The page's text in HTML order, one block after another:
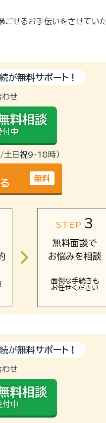
ごせるお手伝いをさせてい
が無料サポート！
わせ
料相談
中
土日祝9-18時）
無料
STEP 3
無料面談で
お悩みを相談
面倒な手続きも
お任せください
が無料サポート！
わせ
料相談
中